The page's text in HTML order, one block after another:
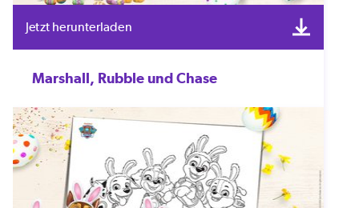
Jetzt herunterladen
Marshall, Rubble und Chase